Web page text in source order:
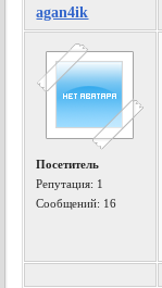
agan4ik
Посетитель
Репутация: 1
Сообщений: 16